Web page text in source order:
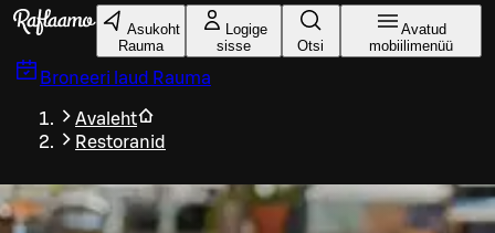
Liigu peamise sisu juurde
Asukoht
Rauma
Logige
sisse
Otsi
Avatud
mobiilimenüü
Broneeri laud Rauma
Avaleht
Restoranid